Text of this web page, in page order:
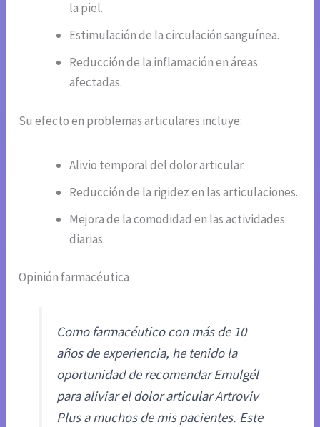
la piel.
Estimulación de la circulación sanguínea.
Reducción de la inflamación en áreas
afectadas.
Su efecto en problemas articulares incluye:
Alivio temporal del dolor articular.
Reducción de la rigidez en las articulaciones.
Mejora de la comodidad en las actividades
diarias.
Opinión farmacéutica
Como farmacéutico con más de 10
años de experiencia, he tenido la
oportunidad de recomendar Emulgél
para aliviar el dolor articular Artroviv
Plus a muchos de mis pacientes. Este